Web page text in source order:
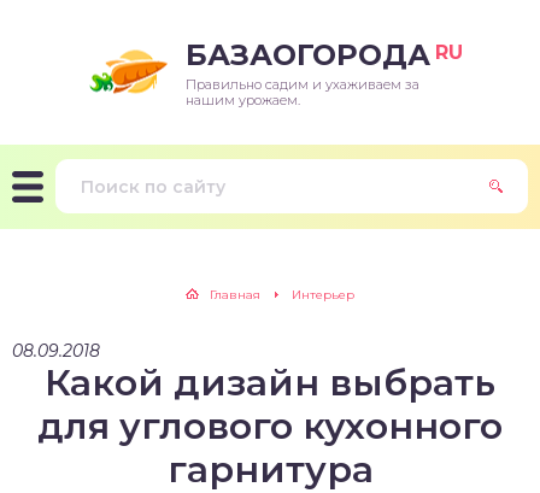
БАЗАОГОРОДА RU
Правильно садим и ухаживаем за
нашим урожаем.
Главная Интерьер
08.09.2018
Какой дизайн выбрать
для углового кухонного
гарнитура